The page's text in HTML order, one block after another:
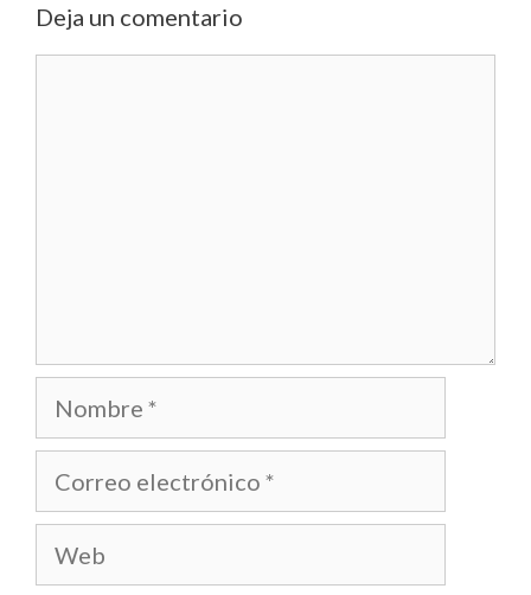
Deja un comentario
Nombre
Correo
electrónico
Web